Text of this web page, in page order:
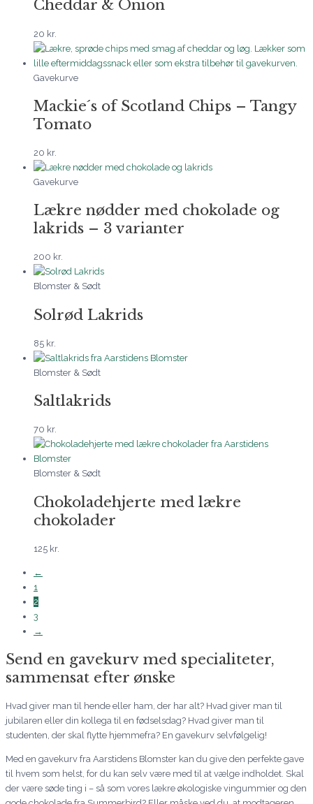
Cheddar & Onion
20 kr.
Gavekurve
Mackie´s of Scotland Chips – Tangy
Tomato
20 kr.
Gavekurve
Lækre nødder med chokolade og
lakrids – 3 varianter
200 kr.
Blomster & Sødt
Solrød Lakrids
85 kr.
Blomster & Sødt
Saltlakrids
70 kr.
Blomster & Sødt
Chokoladehjerte med lækre
chokolader
125 kr.
←
1
2
3
→
Send en gavekurv med specialiteter,
sammensat efter ønske
Hvad giver man til hende eller ham, der har alt? Hvad giver man til
jubilaren eller din kollega til en fødselsdag? Hvad giver man til
studenten, der skal flytte hjemmefra? En gavekurv selvfølgelig!
Med en gavekurv fra Aarstidens Blomster kan du give den perfekte gave
til hvem som helst, for du kan selv være med til at vælge indholdet. Skal
der være søde ting i – så som vores lækre økologiske vingummier og den